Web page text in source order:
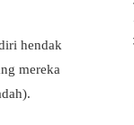
hendak
mereka